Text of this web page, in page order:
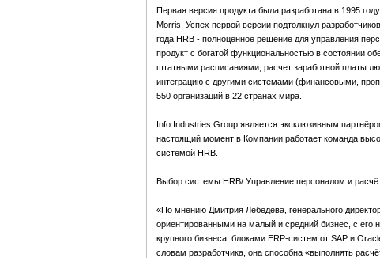
Первая версия продукта была разработана в 1995
Morris. Успех первой версии подтолкнул
года HRB - полноценное решение для управления
продукт с богатой функциональностью в состоянии
штатными расписаниями, расчет заработной платы
интеграцию с другими системами (финансовыми,
550 организаций в 22 странах мира.
Info Industries Group является эксклюзивным
настоящий момент в Компании работает команда
системой HRB.
Выбор системы HRB/ Управление персоналом и
«По мнению Дмитрия Лебедева, генерального
ориентированными на малый и средний бизнес, с
крупного бизнеса, блоками ERP-систем от SAP и
словам разработчика, она способна «выполнять